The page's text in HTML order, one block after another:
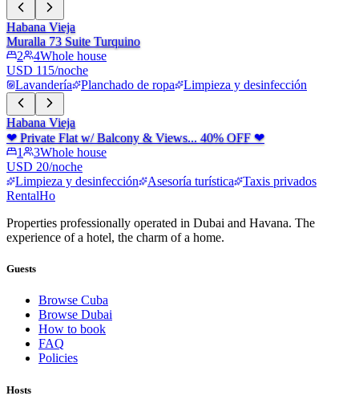
Habana Vieja
Muralla 73 Suite Turquino
2
4Whole house
USD 115/noche
Lavandería
Planchado de ropa Limpieza y desinfección
Habana Vieja
❤ Private Flat w/ Balcony & Views... 40% OFF ❤
1
3Whole house
USD 20/noche
Limpieza y desinfección
Asesoría turística
Taxis privados
RentalHo
Properties professionally operated in Dubai and Havana. The
experience of a hotel, the charm of a home.
Guests
Browse Cuba
Browse Dubai
How to book
FAQ
Policies
Hosts